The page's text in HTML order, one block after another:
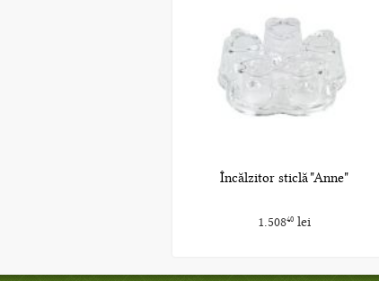
Încălzitor sticlă "Anne"
1.50840lei